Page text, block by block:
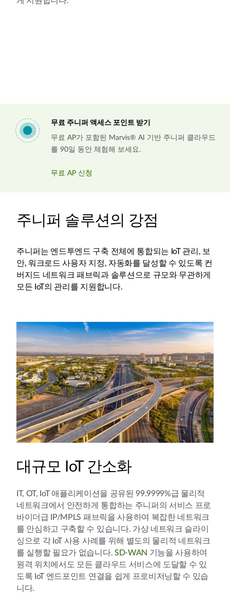
무료 주니퍼 액세스 포인트 받기
무료 AP가 포함된 Marvis® AI 기반 주니퍼 클라우드
를 90일 동안 체험해 보세요.
무료 AP 신청
주니퍼 솔루션의 강점
주니퍼는 엔드투엔드 구축 전체에 통합되는 IoT 관리, 보
안, 워크로드 사용자 지정, 자동화를 달성할 수 있도록 컨
버지드 네트워크 패브릭과 솔루션으로 규모와 무관하게
모든 IoT의 관리를 지원합니다.
대규모 IoT 간소화
IT, OT, IoT 애플리케이션을 공유된 99.9999%급 물리적
네트워크에서 안전하게 통합하는 주니퍼의 서비스 프로
바이더급 IP/MPLS 패브릭을 사용하여 복잡한 네트워크
를 안심하고 구축할 수 있습니다. 가상 네트워크 슬라이
싱으로 각 IoT 사용 사례를 위해 별도의 물리적 네트워크
를 실행할 필요가 없습니다. SD-WAN 기능을 사용하여
원격 위치에서도 모든 클라우드 서비스에 도달할 수 있
도록 IoT 엔드포인트 연결을 쉽게 프로비저닝할 수 있습
니다.